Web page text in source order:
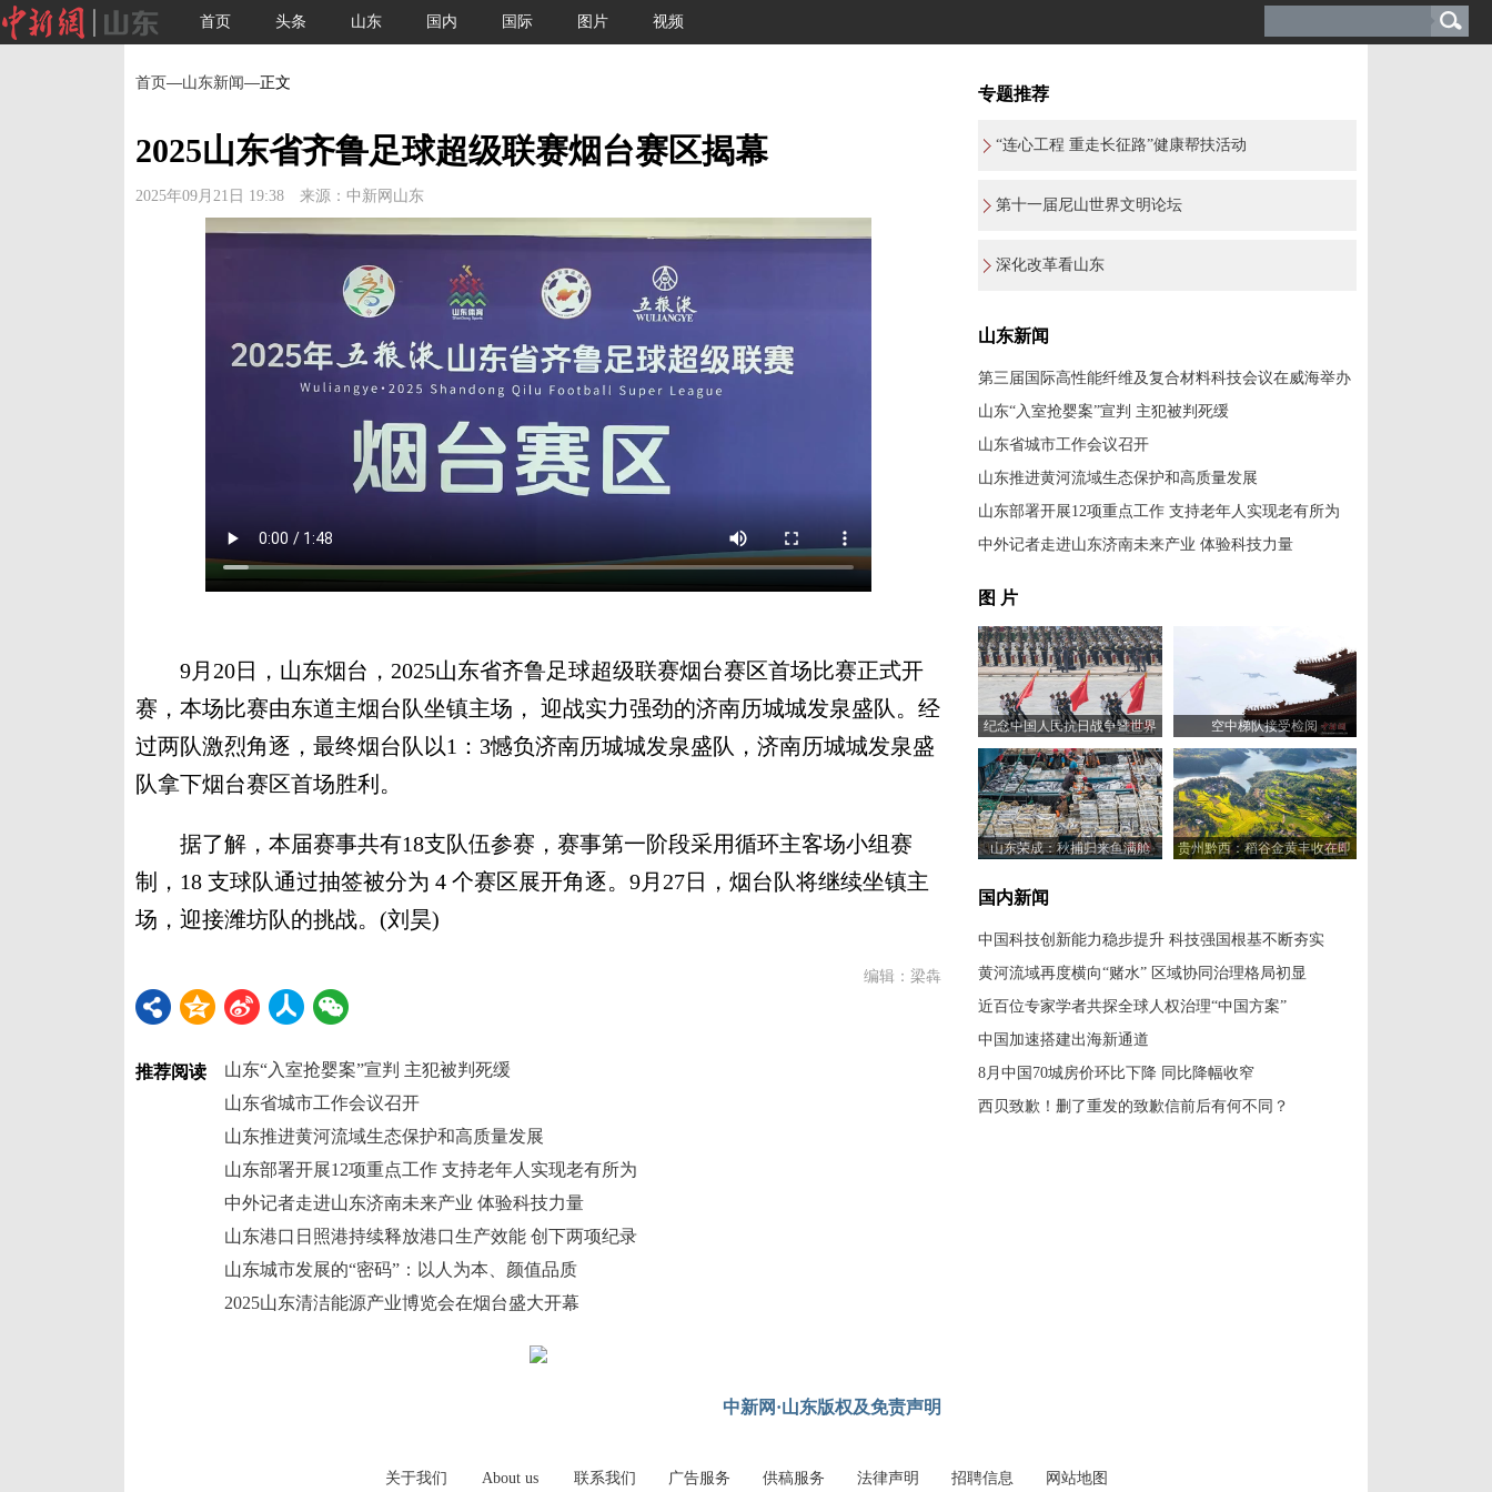
首页 头条 山东 国内 国际 图片 视频
首页—山东新闻—正文
2025山东省齐鲁足球超级联赛烟台赛区揭幕
2025年09月21日 19:38 来源：中新网山东
9月20日，山东烟台，2025山东省齐鲁足球超级联赛烟台赛区首场比赛正式开
赛，本场比赛由东道主烟台队坐镇主场， 迎战实力强劲的济南历城城发泉盛队。经
过两队激烈角逐，最终烟台队以1：3憾负济南历城城发泉盛队，济南历城城发泉盛
队拿下烟台赛区首场胜利。
据了解，本届赛事共有18支队伍参赛，赛事第一阶段采用循环主客场小组赛
制，18 支球队通过抽签被分为 4 个赛区展开角逐。9月27日，烟台队将继续坐镇主
场，迎接潍坊队的挑战。(刘昊)
编辑：梁犇
推荐阅读
山东“入室抢婴案”宣判 主犯被判死缓
山东省城市工作会议召开
山东推进黄河流域生态保护和高质量发展
山东部署开展12项重点工作 支持老年人实现老有所为
中外记者走进山东济南未来产业 体验科技力量
山东港口日照港持续释放港口生产效能 创下两项纪录
山东城市发展的“密码”：以人为本、颜值品质
2025山东清洁能源产业博览会在烟台盛大开幕
中新网·山东版权及免责声明
专题推荐
“连心工程 重走长征路”健康帮扶活动
第十一届尼山世界文明论坛
深化改革看山东
山东新闻
第三届国际高性能纤维及复合材料科技会议在威海举办
山东“入室抢婴案”宣判 主犯被判死缓
山东省城市工作会议召开
山东推进黄河流域生态保护和高质量发展
山东部署开展12项重点工作 支持老年人实现老有所为
中外记者走进山东济南未来产业 体验科技力量
图 片
纪念中国人民抗日战争暨世界
反法西斯战争胜利80周年大会
举行
空中梯队接受检阅
山东荣成：秋捕归来鱼满舱 贵州黔西：稻谷金黄丰收在即
国内新闻
中国科技创新能力稳步提升 科技强国根基不断夯实
黄河流域再度横向“赌水” 区域协同治理格局初显
近百位专家学者共探全球人权治理“中国方案”
中国加速搭建出海新通道
8月中国70城房价环比下降 同比降幅收窄
西贝致歉！删了重发的致歉信前后有何不同？
关于我们 About us 联系我们 广告服务 供稿服务 法律声明 招聘信息 网站地图